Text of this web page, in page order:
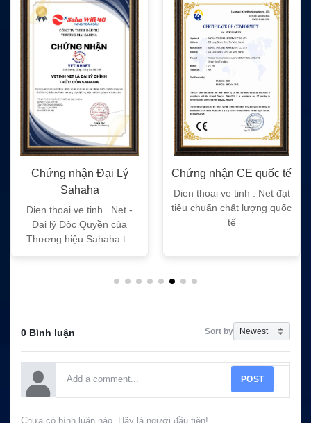
Chứng nhận CE quốc tế
Dien thoai ve tinh . Net đạt
tiêu chuẩn chất lượng quốc
tế
Chứng nhận FC quốc
Dien thoai ve tinh . Net
tiêu chuẩn chất lượng
0 Bình luận Sort by
POST
Chưa có bình luận nào. Hãy là người đầu tiên!